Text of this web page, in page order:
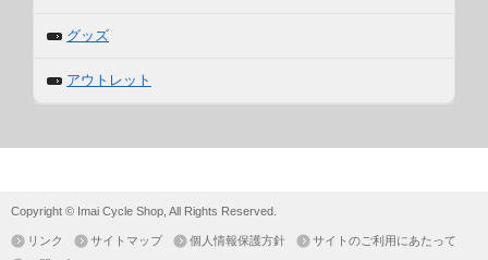
グッズ
アウトレット
Copyright © Imai Cycle Shop, All Rights Reserved.
リンク サイトマップ 個人情報保護方針
サイトのご利用にあたって